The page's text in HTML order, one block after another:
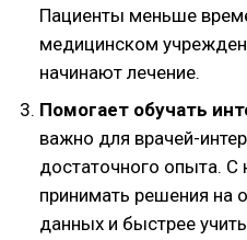
Пациенты меньше
медицинском
начинают лечение.
Помогает обучать
важно для врачей-
достаточного опыта. С
принимать решения на
данных и быстрее